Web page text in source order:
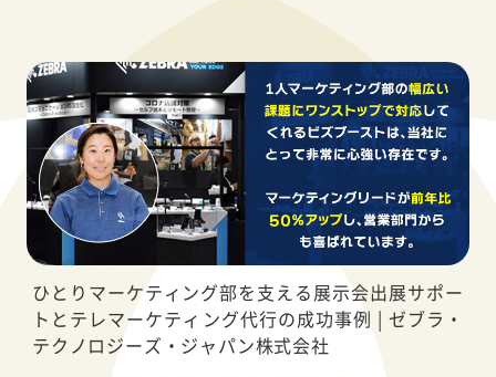
ひとりマーケティング部を支える展示会出展サポー
トとテレマーケティング代行の成功事例 | ゼブラ・
テクノロジーズ・ジャパン株式会社